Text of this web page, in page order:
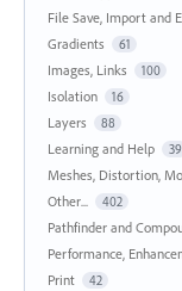
File Save, Import and
Gradients 61
Images, Links 100
Isolation 16
Layers 88
Learning and Help 39
Meshes, Distortion,
Other... 402
Pathfinder and
Performance,
Print 42